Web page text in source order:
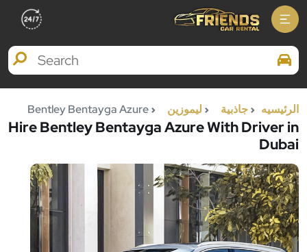
Search Brands
الرئيسيه جاذبية ليموزين
Hire Bentley Bentayga Azure With Driver in
Dubai